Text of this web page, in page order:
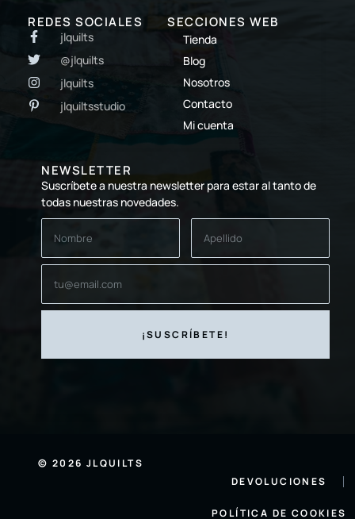
REDES SOCIALES
jlquilts
@jlquilts
jlquilts
jlquiltsstudio
SECCIONES WEB
Tienda
Blog
Nosotros
Contacto
Mi cuenta
NEWSLETTER
Suscríbete a nuestra newsletter para estar al tanto de
todas nuestras novedades.
© 2026 JLQUILTS
DEVOLUCIONES
POLÍTICA DE COOKIES